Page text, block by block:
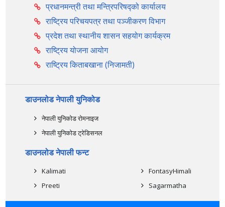
प्रधानमन्त्री तथा मन्त्रिपरिषद्को कार्यालय
राष्ट्रिय परिचयपत्र तथा पञ्‍जीकरण विभाग
प्रदेश तथा स्थानीय शासन सहयोग कार्यक्रम
राष्ट्रिय योजना आयोग
राष्ट्रिय किताबखाना (निजामती)
डाउनलोड नेपाली युनिकोड
नेपाली युनिकोड रोमनाइज
नेपाली युनिकोड ट्रेडिसनल
डाउनलोड नेपाली फन्ट
Kalimati
Preeti
FontasyHimali
Sagarmatha